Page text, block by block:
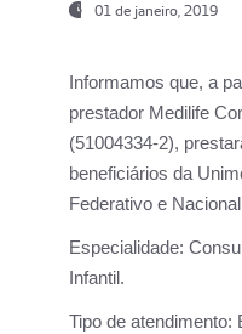
01 de janeiro, 2019
Informamos que, a
prestador Medilife
(51004334-2),
beneficiários da
Federativo e
Especialidade:
Infantil.
Tipo de atendimento: